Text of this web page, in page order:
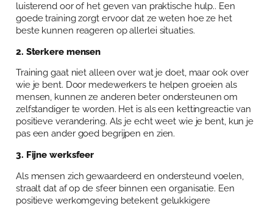
luisterend oor of het geven van praktische hulp.. Een
goede training zorgt ervoor dat ze weten hoe ze het
beste kunnen reageren op allerlei situaties.
2. Sterkere mensen
Training gaat niet alleen over wat je doet, maar ook over
wie je bent. Door medewerkers te helpen groeien als
mensen, kunnen ze anderen beter ondersteunen om
zelfstandiger te worden. Het is als een kettingreactie van
positieve verandering. Als je echt weet wie je bent, kun je
pas een ander goed begrijpen en zien.
3. Fijne werksfeer
Als mensen zich gewaardeerd en ondersteund voelen,
straalt dat af op de sfeer binnen een organisatie. Een
positieve werkomgeving betekent gelukkigere